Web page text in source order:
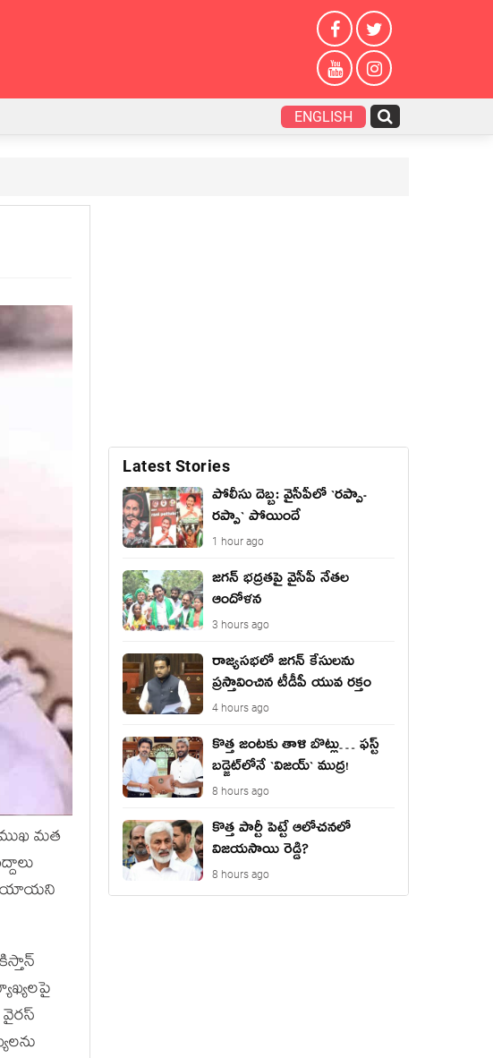
ENGLISH
మత
పోయాయని
Latest Stories
పోలీసు దెబ్బ: వైసీపీలో `ర‌ప్పా-
ర‌ప్పా` పోయిందే
1 hour ago
జ‌గ‌న్ భద్రతపై వైసీపీ నేతల
ఆందోళన
3 hours ago
రాజ్యసభలో జగన్ కేసులను
ప్రస్తావించిన టీడీపీ యువ రక్తం
4 hours ago
కొత్త జంట‌కు తాళి బొట్లు… ఫ‌స్ట్
బ‌డ్జెట్‌లోనే `విజ‌య్` ముద్ర‌!
8 hours ago
కొత్త పార్టీ పెట్టే ఆలోచనలో
విజయసాయి రెడ్డి?
8 hours ago